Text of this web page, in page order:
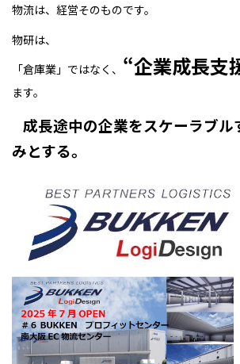
物流は、経営そのものです。
物研は、
「倉庫業」ではなく、 “企業成長支
ます。
成長途中の企業をスケーラブル
みとする。